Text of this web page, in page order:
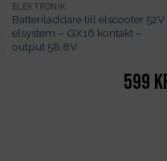
ELEKTRONIK
Batteriladdare till elscooter 52V
elsystem – GX16 kontakt –
output 58,8V
599